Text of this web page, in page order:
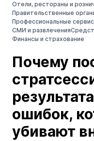
Отели, рестораны и
Правительственные
Профессиональные
СМИ и развлечения
Финансы и страхование
Почему
ошибок,
убивают